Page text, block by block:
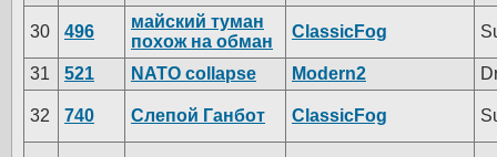
30 496
майский туман
похож на обман
ClassicFog
31 521 NATO collapse Modern2
32 740 Слепой Ганбот ClassicFog